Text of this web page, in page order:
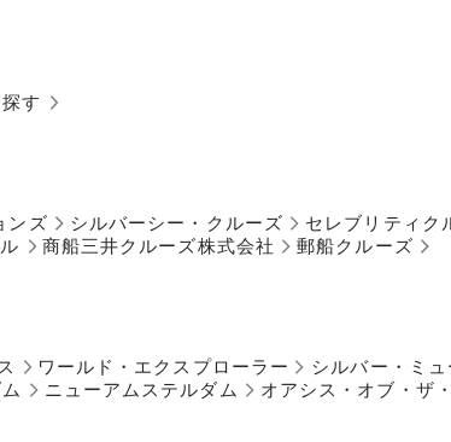
す
ンズ シルバーシー・クルーズ セレブリティク
商船三井クルーズ株式会社 郵船クルーズ
ワールド・エクスプローラー シルバー・ミュ
ニューアムステルダム オアシス・オブ・ザ